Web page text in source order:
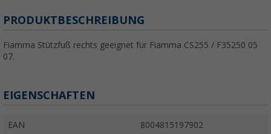
PRODUKTBESCHREIBUNG
Fiamma Stützfuß rechts geeignet für Fiamma CS255 / F35250 05
07.
EIGENSCHAFTEN
EAN 8004815197902